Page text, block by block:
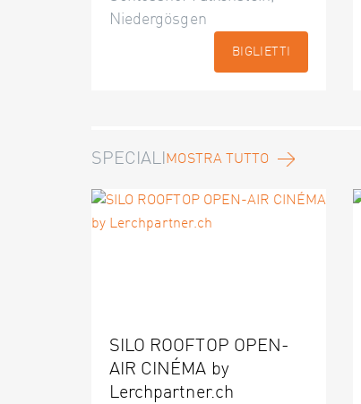
Niedergösgen
BIGLIETTI
SPECIALIMOSTRA TUTTO
SILO ROOFTOP OPEN-
AIR CINÉMA by
Lerchpartner.ch